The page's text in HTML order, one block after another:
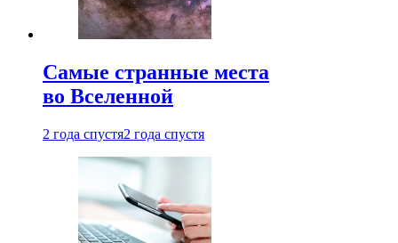
Самые странные места
во Вселенной
2 года спустя2 года спустя